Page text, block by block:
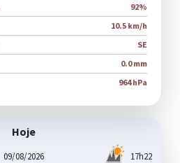
Hoje
09/08/2026 17h22
92%
10.5 km/h
SE
0.0 mm
964 hPa